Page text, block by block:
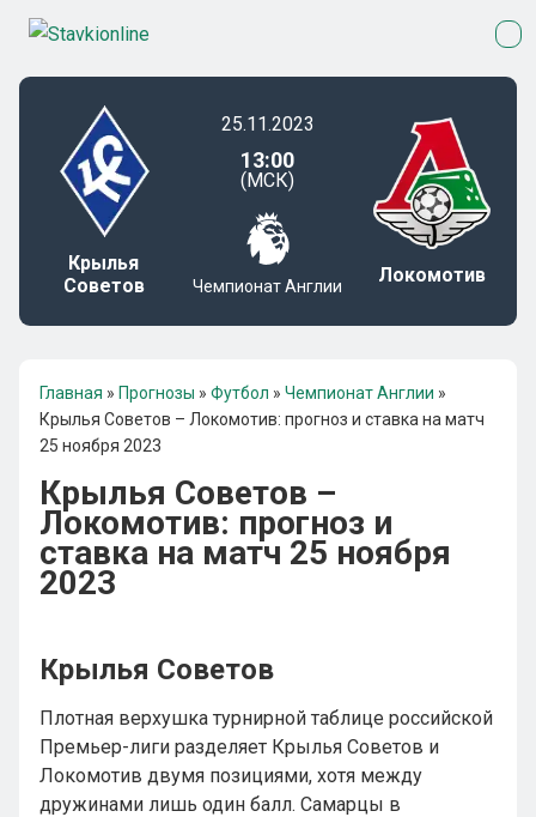
Крылья
Советов
25.11.2023
13:00
(МСК)
Чемпионат Англии Локомотив
Главная » Прогнозы » Футбол » Чемпионат Англии »
Крылья Советов – Локомотив: прогноз и ставка на матч
25 ноября 2023
Крылья Советов –
Локомотив: прогноз и
ставка на матч 25 ноября
2023
Крылья Советов
Плотная верхушка турнирной таблице российской
Премьер-лиги разделяет Крылья Советов и
Локомотив двумя позициями, хотя между
дружинами лишь один балл. Самарцы в